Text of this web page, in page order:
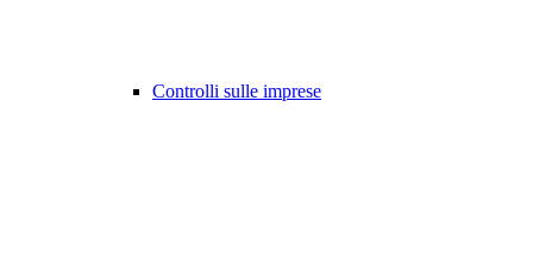
Controlli sulle imprese